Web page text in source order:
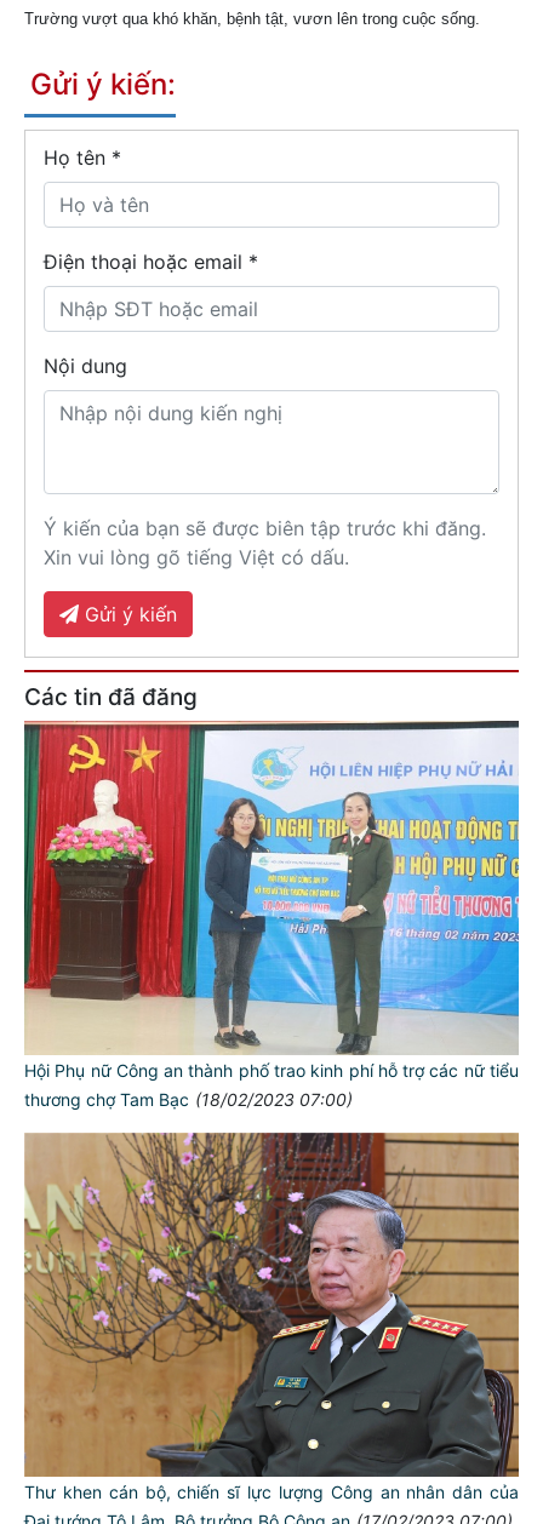
Trường vượt qua khó khăn, bệnh tật, vươn lên trong cuộc sống.
Gửi ý kiến:
Họ tên *
Điện thoại hoặc email *
Nội dung
Ý kiến của bạn sẽ được biên tập trước khi đăng.
Xin vui lòng gõ tiếng Việt có dấu.
Gửi ý kiến
Các tin đã đăng
Hội Phụ nữ Công an thành phố trao kinh phí hỗ trợ các nữ tiểu
thương chợ Tam Bạc (18/02/2023 07:00)
Thư khen cán bộ, chiến sĩ lực lượng Công an nhân dân của